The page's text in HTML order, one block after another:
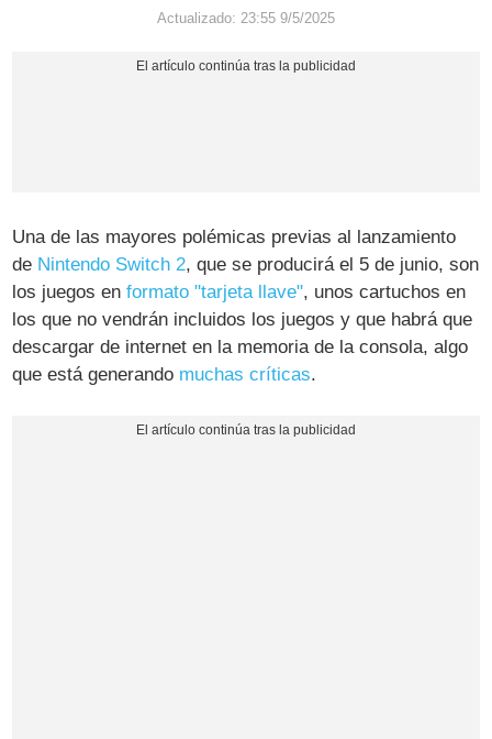
Actualizado: 23:55 9/5/2025
Una de las mayores polémicas previas al lanzamiento
de Nintendo Switch 2, que se producirá el 5 de junio, son
los juegos enformato "tarjeta llave", unos cartuchos en
los que no vendrán incluidos los juegos y que habrá que
descargar de internet en la memoria de la consola, algo
que está generando muchas críticas.